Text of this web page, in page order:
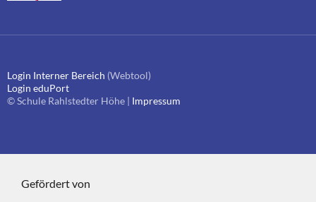
Login Interner Bereich (Webtool)
Login eduPort
© Schule Rahlstedter Höhe | Impressum
Gefördert von